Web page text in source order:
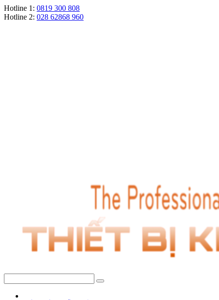
Hotline 1: 0819 300 808
Hotline 2: 028 62868 960